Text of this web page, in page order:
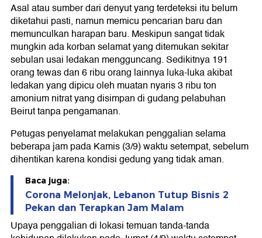
Asal atau sumber dari denyut yang terdeteksi itu belum
diketahui pasti, namun memicu pencarian baru dan
memunculkan harapan baru. Meskipun sangat tidak
mungkin ada korban selamat yang ditemukan sekitar
sebulan usai ledakan mengguncang. Sedikitnya 191
orang tewas dan 6 ribu orang lainnya luka-luka akibat
ledakan yang dipicu oleh muatan nyaris 3 ribu ton
amonium nitrat yang disimpan di gudang pelabuhan
Beirut tanpa pengamanan.
Petugas penyelamat melakukan penggalian selama
beberapa jam pada Kamis (3/9) waktu setempat, sebelum
dihentikan karena kondisi gedung yang tidak aman.
Baca juga:
Corona Melonjak, Lebanon Tutup Bisnis 2
Pekan dan Terapkan Jam Malam
Upaya penggalian di lokasi temuan tanda-tanda